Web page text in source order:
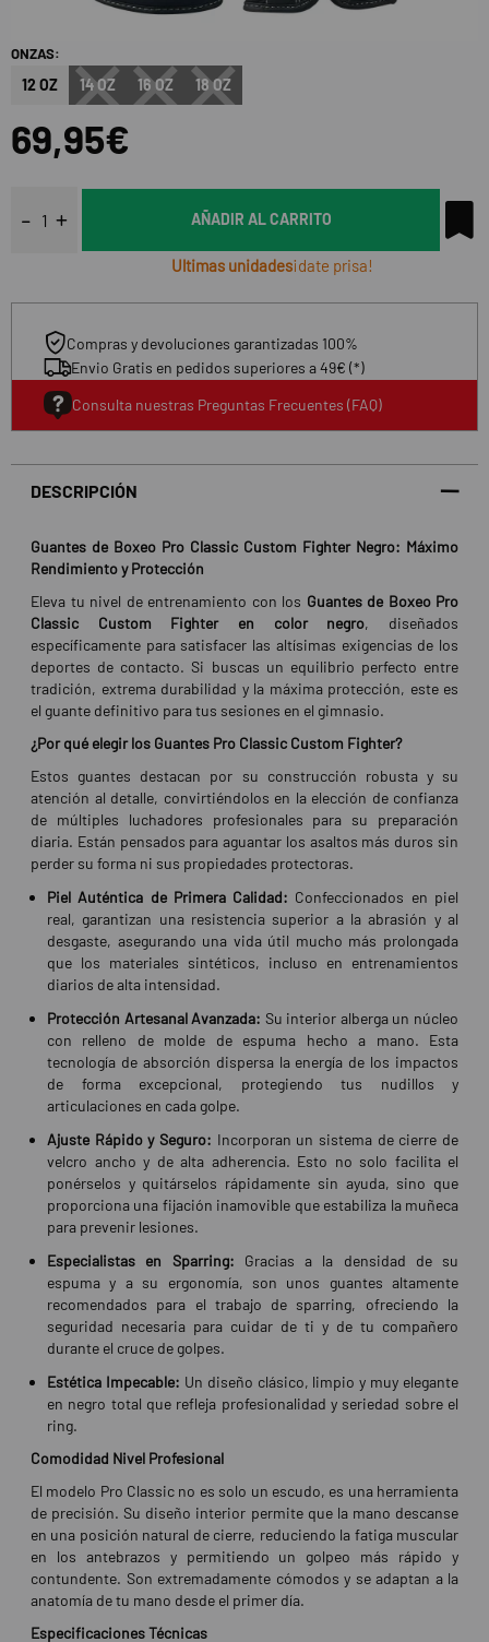
ONZAS:
12 OZ 14 OZ 16 OZ 18 OZ
69,95€
AÑADIR AL CARRITO
Ultimas unidades¡date prisa!
Compras y devoluciones garantizadas 100%
Envio Gratis en pedidos superiores a 49€ (*)
Consulta nuestras Preguntas Frecuentes (FAQ)
DESCRIPCIÓN
Guantes de Boxeo Pro Classic Custom Fighter Negro: Máximo
Rendimiento y Protección
Eleva tu nivel de entrenamiento con los Guantes de Boxeo Pro
Classic Custom Fighter en color negro, diseñados
específicamente para satisfacer las altísimas exigencias de los
deportes de contacto. Si buscas un equilibrio perfecto entre
tradición, extrema durabilidad y la máxima protección, este es
el guante definitivo para tus sesiones en el gimnasio.
¿Por qué elegir los Guantes Pro Classic Custom Fighter?
Estos guantes destacan por su construcción robusta y su
atención al detalle, convirtiéndolos en la elección de confianza
de múltiples luchadores profesionales para su preparación
diaria. Están pensados para aguantar los asaltos más duros sin
perder su forma ni sus propiedades protectoras.
Piel Auténtica de Primera Calidad: Confeccionados en piel
real, garantizan una resistencia superior a la abrasión y al
desgaste, asegurando una vida útil mucho más prolongada
que los materiales sintéticos, incluso en entrenamientos
diarios de alta intensidad.
Protección Artesanal Avanzada: Su interior alberga un núcleo
con relleno de molde de espuma hecho a mano. Esta
tecnología de absorción dispersa la energía de los impactos
de forma excepcional, protegiendo tus nudillos y
articulaciones en cada golpe.
Ajuste Rápido y Seguro: Incorporan un sistema de cierre de
velcro ancho y de alta adherencia. Esto no solo facilita el
ponérselos y quitárselos rápidamente sin ayuda, sino que
proporciona una fijación inamovible que estabiliza la muñeca
para prevenir lesiones.
Especialistas en Sparring: Gracias a la densidad de su
espuma y a su ergonomía, son unos guantes altamente
recomendados para el trabajo de sparring, ofreciendo la
seguridad necesaria para cuidar de ti y de tu compañero
durante el cruce de golpes.
Estética Impecable: Un diseño clásico, limpio y muy elegante
en negro total que refleja profesionalidad y seriedad sobre el
ring.
Comodidad Nivel Profesional
El modelo Pro Classic no es solo un escudo, es una herramienta
de precisión. Su diseño interior permite que la mano descanse
en una posición natural de cierre, reduciendo la fatiga muscular
en los antebrazos y permitiendo un golpeo más rápido y
contundente. Son extremadamente cómodos y se adaptan a la
anatomía de tu mano desde el primer día.
Especificaciones Técnicas